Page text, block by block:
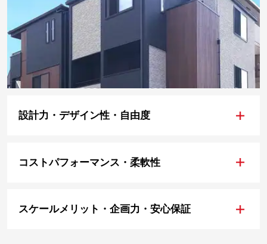
設計力・デザイン性・自由度 +
コストパフォーマンス・柔軟性 +
スケールメリット・企画力・安心保証 +